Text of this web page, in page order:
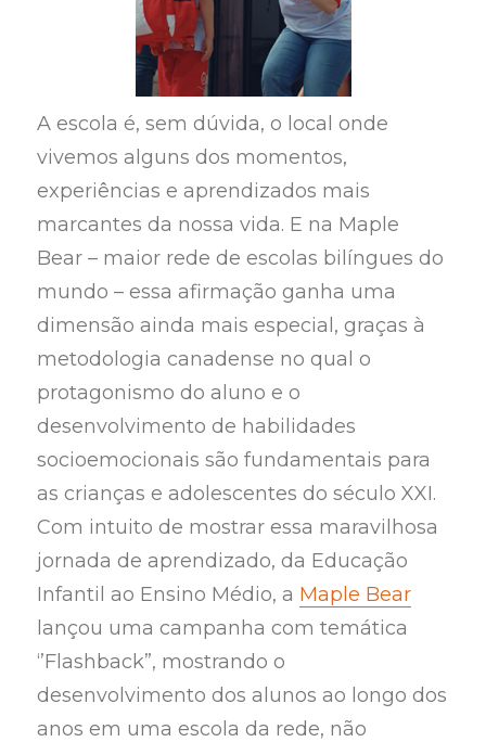
A escola é, sem dúvida, o local onde
vivemos alguns dos momentos,
experiências e aprendizados mais
marcantes da nossa vida. E na Maple
Bear – maior rede de escolas bilíngues do
mundo – essa afirmação ganha uma
dimensão ainda mais especial, graças à
metodologia canadense no qual o
protagonismo do aluno e o
desenvolvimento de habilidades
socioemocionais são fundamentais para
as crianças e adolescentes do século XXI.
Com intuito de mostrar essa maravilhosa
jornada de aprendizado, da Educação
Infantil ao Ensino Médio, a Maple Bear
lançou uma campanha com temática
‘’Flashback”, mostrando o
desenvolvimento dos alunos ao longo dos
anos em uma escola da rede, não